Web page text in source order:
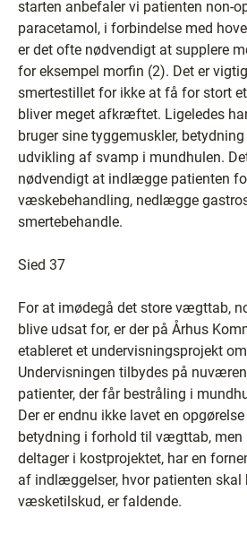
starten anbefaler vi patienten non-
paracetamol, i forbindelse med
er det ofte nødvendigt at supplere
for eksempel morfin (2). Det er
smertestillet for ikke at få for stort
bliver meget afkræftet. Ligeledes
bruger sine tyggemuskler,
udvikling af svamp i mundhulen.
nødvendigt at indlægge patienten
væskebehandling, nedlægge
smertebehandle.
Sied 37
For at imødegå det store vægttab,
blive udsat for, er der på Århus
etableret et undervisningsprojekt
Undervisningen tilbydes på
patienter, der får bestråling i
Der er endnu ikke lavet en
betydning i forhold til vægttab, men
deltager i kostprojektet, har en
af indlæggelser, hvor patienten skal
væsketilskud, er faldende.